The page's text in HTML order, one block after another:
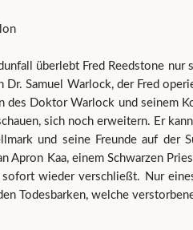
überlebt Fred Reedstone
Dr. Samuel Warlock, der Fred
des Doktor Warlock und seinem
sich noch erweitern. Er
und seine Freunde auf der
Apron Kaa, einem Schwarzen
sofort wieder verschließt. Nur
Todesbarken, welche